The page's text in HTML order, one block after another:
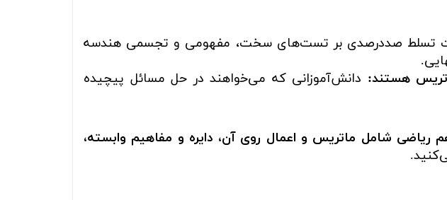
تسلط صددرصدی بر تست‌های سخت، مفهومی و تجسمی هندسه
هستند: دانش‌آموزانی که می‌خواهند در حل مسائل پیچیده
ریاضی شامل ماتریس و اعمال روی آن، دایره و مفاهیم وابسته،